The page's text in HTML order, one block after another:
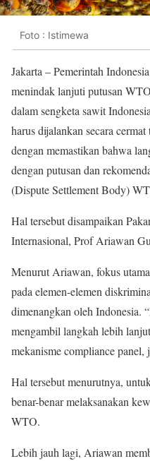
Foto : Istimewa
Jakarta – Pemerintah
menindak lanjuti putusan
dalam sengketa sawit
harus dijalankan secara
dengan memastikan bahwa
dengan putusan dan
(Dispute Settlement Body)
Hal tersebut disampaikan
Internasional, Prof Ariawan
Menurut Ariawan, fokus
pada elemen-elemen
dimenangkan oleh Indonesia.
mengambil langkah lebih
mekanisme compliance
Hal tersebut menurutnya,
benar-benar melaksanakan
WTO.
Lebih jauh lagi, Ariawan